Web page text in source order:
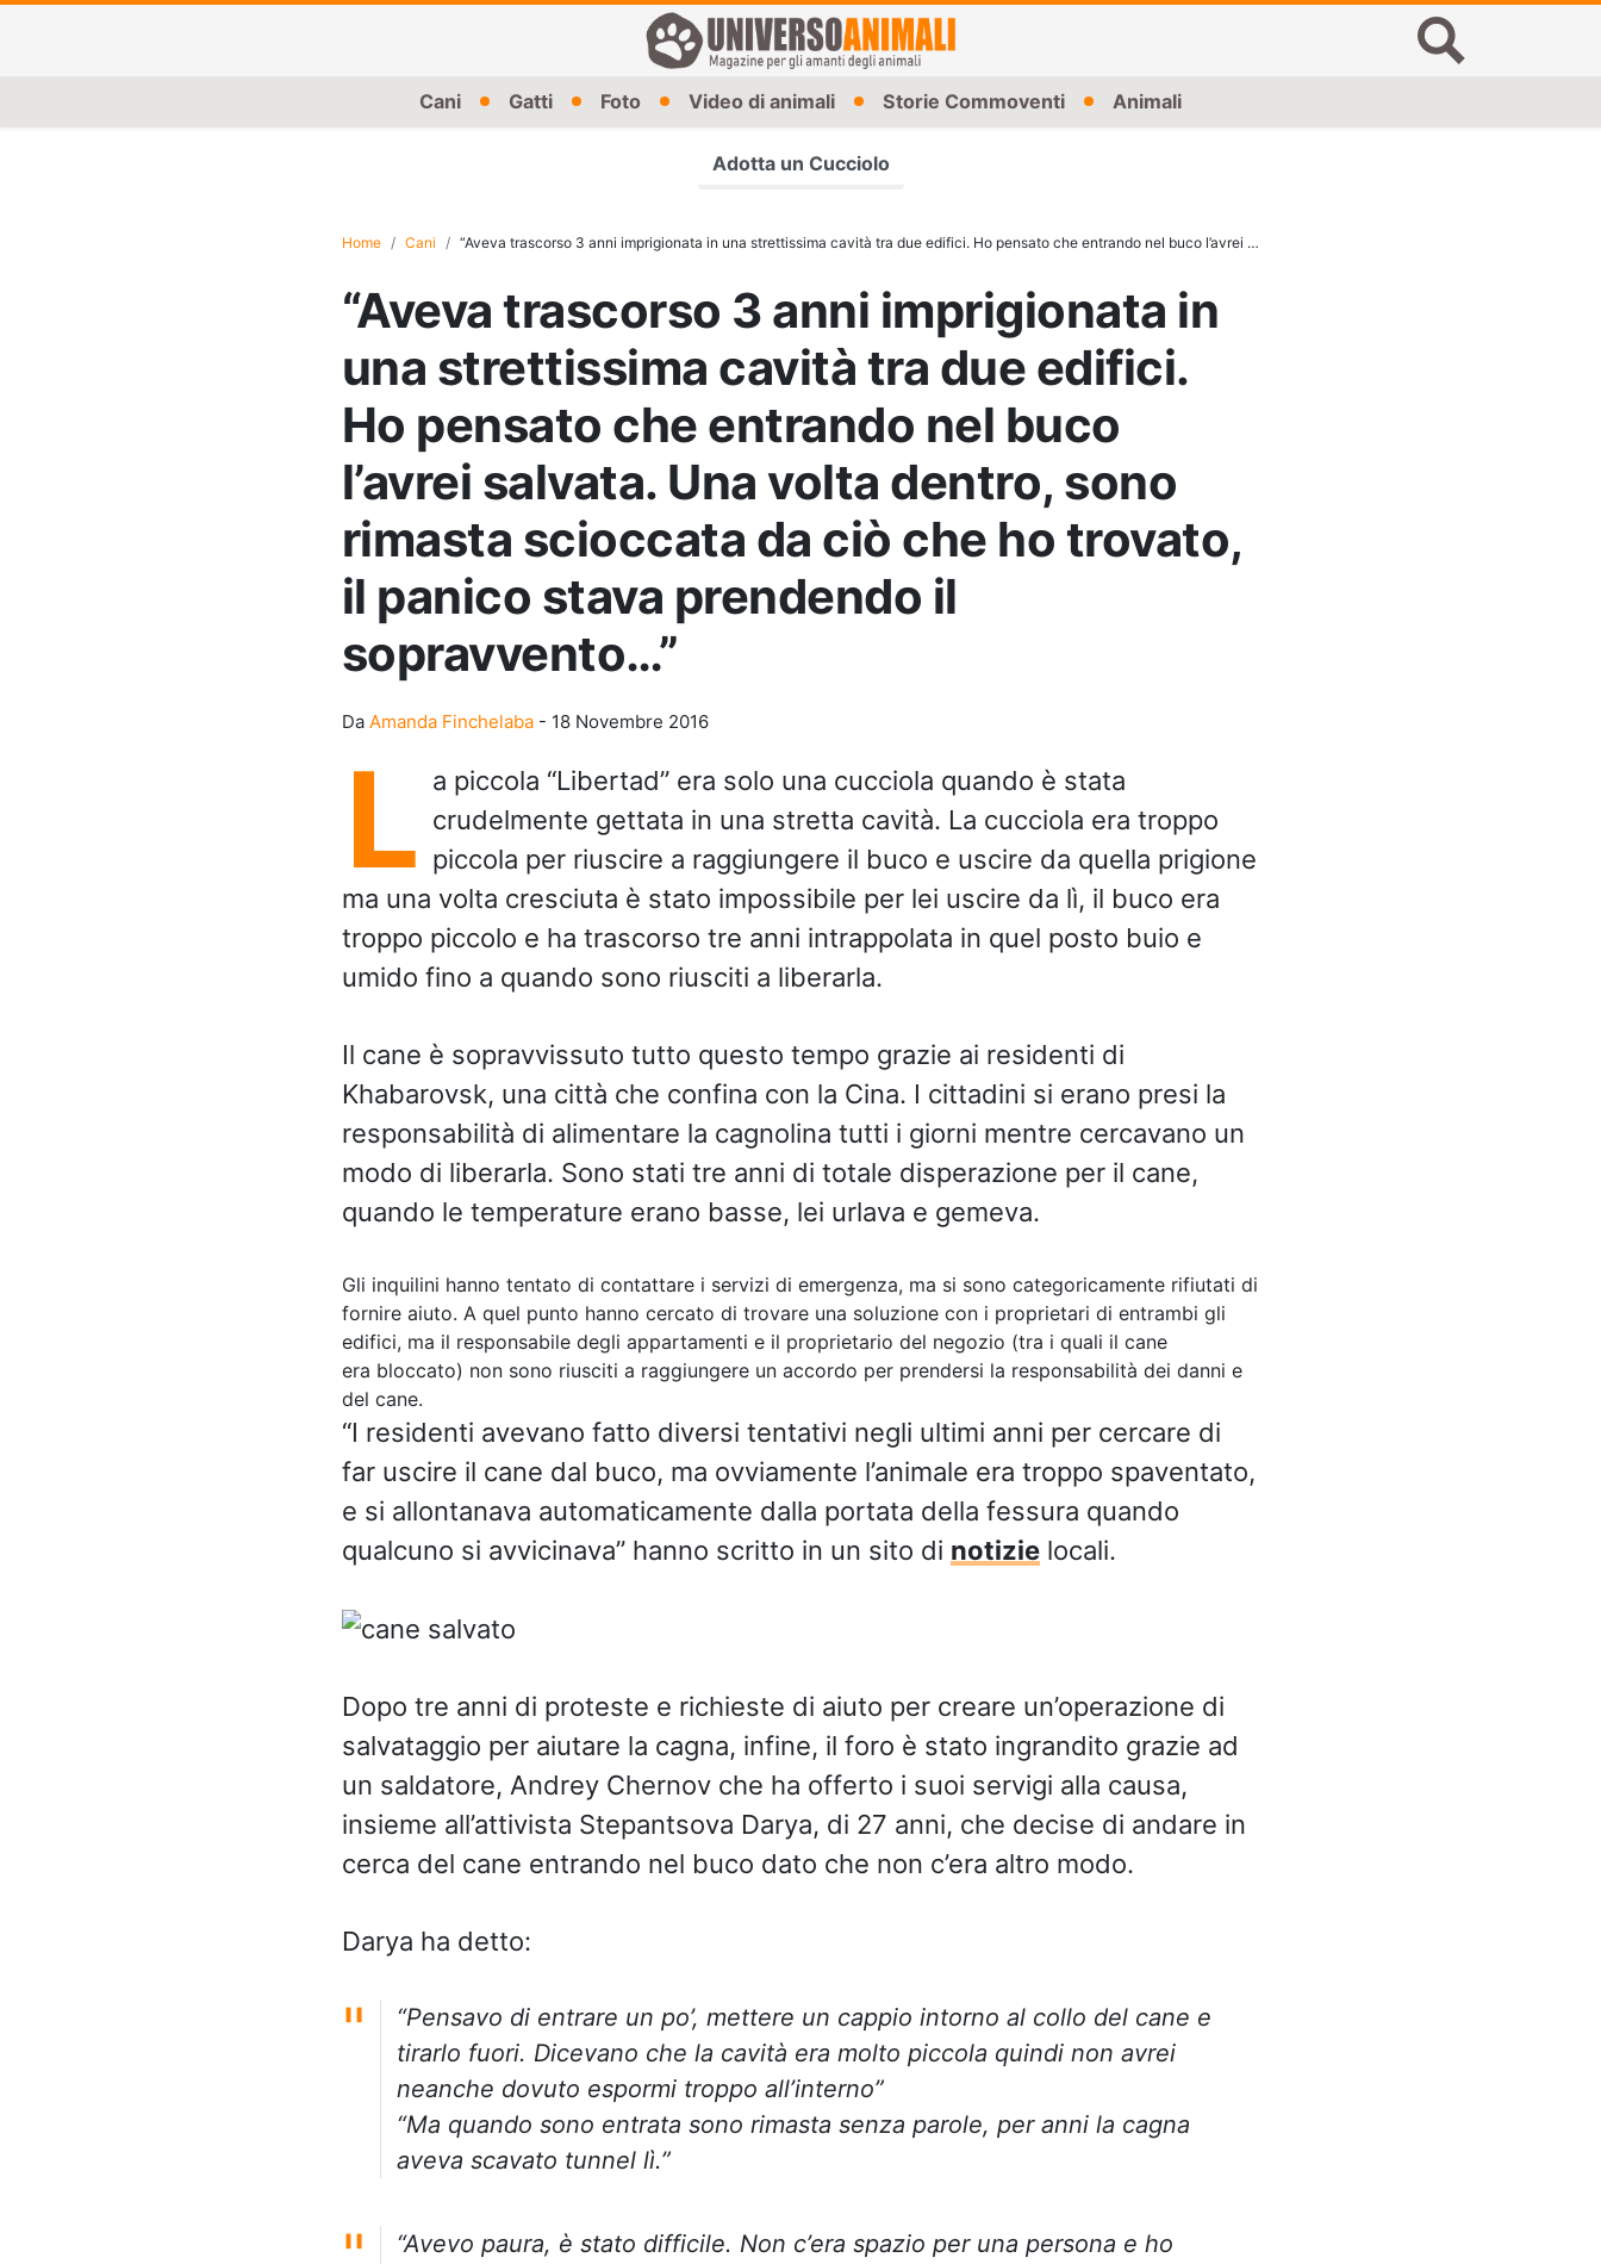
Cani Gatti Foto Video di animali Storie Commoventi Animali
Adotta un Cucciolo
Home Cani “Aveva trascorso 3 anni imprigionata in una strettissima cavità tra due edifici. Ho pensato che entrando nel buco l’avrei salvata. Una volta dentro, sono rimasta scioccata da ciò che ho trovato, il panico stava prendendo il sopravvento…”
“Aveva trascorso 3 anni imprigionata in
una strettissima cavità tra due edifici.
Ho pensato che entrando nel buco
l’avrei salvata. Una volta dentro, sono
rimasta scioccata da ciò che ho trovato,
il panico stava prendendo il
sopravvento…”
Da Amanda Finchelaba- 18 Novembre 2016
L a piccola “Libertad” era solo una cucciola quando è stata
crudelmente gettata in una stretta cavità. La cucciola era troppo
piccola per riuscire a raggiungere il buco e uscire da quella prigione
ma una volta cresciuta è stato impossibile per lei uscire da lì, il buco era
troppo piccolo e ha trascorso tre anni intrappolata in quel posto buio e
umido fino a quando sono riusciti a liberarla.
Il cane è sopravvissuto tutto questo tempo grazie ai residenti di
Khabarovsk, una città che confina con la Cina. I cittadini si erano presi la
responsabilità di alimentare la cagnolina tutti i giorni mentre cercavano un
modo di liberarla. Sono stati tre anni di totale disperazione per il cane,
quando le temperature erano basse, lei urlava e gemeva.
Gli inquilini hanno tentato di contattare i servizi di emergenza, ma si sono categoricamente rifiutati di
fornire aiuto. A quel punto hanno cercato di trovare una soluzione con i proprietari di entrambi gli
edifici, ma il responsabile degli appartamenti e il proprietario del negozio (tra i quali il cane
era bloccato) non sono riusciti a raggiungere un accordo per prendersi la responsabilità dei danni e
del cane.
“I residenti avevano fatto diversi tentativi negli ultimi anni per cercare di
far uscire il cane dal buco, ma ovviamente l’animale era troppo spaventato,
e si allontanava automaticamente dalla portata della fessura quando
qualcuno si avvicinava” hanno scritto in un sito di notizielocali.
Dopo tre anni di proteste e richieste di aiuto per creare un’operazione di
salvataggio per aiutare la cagna, infine, il foro è stato ingrandito grazie ad
un saldatore, Andrey Chernov che ha offerto i suoi servigi alla causa,
insieme all’attivista Stepantsova Darya, di 27 anni, che decise di andare in
cerca del cane entrando nel buco dato che non c’era altro modo.
Darya ha detto:
“Pensavo di entrare un po’, mettere un cappio intorno al collo del cane e
tirarlo fuori. Dicevano che la cavità era molto piccola quindi non avrei
neanche dovuto espormi troppo all’interno”
“Ma quando sono entrata sono rimasta senza parole, per anni la cagna
aveva scavato tunnel lì.”
“Avevo paura, è stato difficile. Non c’era spazio per una persona e ho